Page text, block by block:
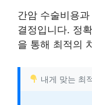
간암 수술비용
결정입니다. 정
을 통해 최적의
내게 맞는 최